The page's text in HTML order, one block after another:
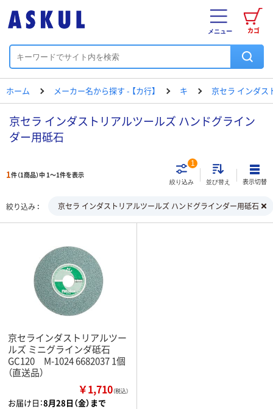
カゴ
メニュー
ホーム メーカー名から探す - 【カ行】 キ 京セラ インダス
京セラ インダストリアルツールズ ハンドグライン
ダー用砥石
1件（1商品）中 1～1件を表示
絞り込み
1
並び替え 表示切替
絞り込み 京セラ インダストリアルツールズ ハンドグラインダー用砥石
京セラインダストリアルツー
ルズ ミニグラインダ砥石
GC120 M-1024 6682037 1個
（直送品）
￥1,710（税込）
お届け日：8月28日（金）まで